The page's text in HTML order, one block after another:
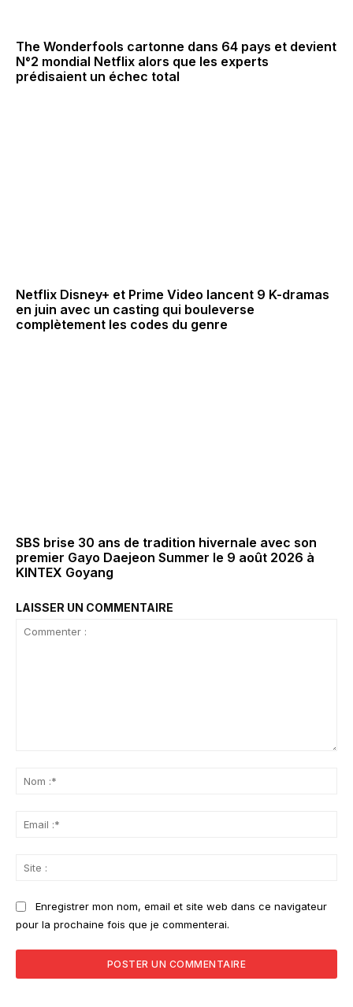
The Wonderfools cartonne dans 64 pays et devient
N°2 mondial Netflix alors que les experts
prédisaient un échec total
Netflix Disney+ et Prime Video lancent 9 K-dramas
en juin avec un casting qui bouleverse
complètement les codes du genre
SBS brise 30 ans de tradition hivernale avec son
premier Gayo Daejeon Summer le 9 août 2026 à
KINTEX Goyang
LAISSER UN COMMENTAIRE
Enregistrer mon nom, email et site web dans ce navigateur
pour la prochaine fois que je commenterai.